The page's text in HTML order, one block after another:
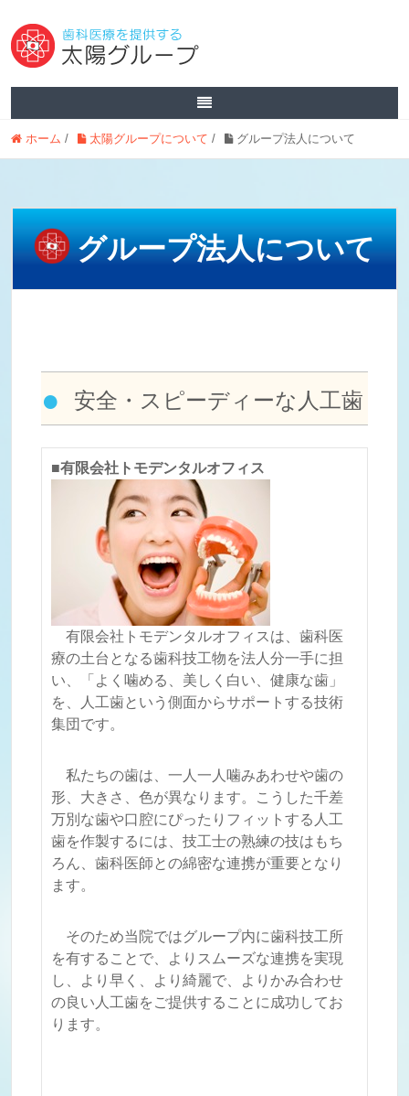
ホーム / 太陽グループについて / グループ法人について
グループ法人について
安全・スピーディーな人工歯
■有限会社トモデンタルオフィス
有限会社トモデンタルオフィスは、歯科医
療の土台となる歯科技工物を法人分一手に担
い、「よく噛める、美しく白い、健康な歯」
を、人工歯という側面からサポートする技術
集団です。
私たちの歯は、一人一人噛みあわせや歯の
形、大きさ、色が異なります。こうした千差
万別な歯や口腔にぴったりフィットする人工
歯を作製するには、技工士の熟練の技はもち
ろん、歯科医師との綿密な連携が重要となり
ます。
そのため当院ではグループ内に歯科技工所
を有することで、よりスムーズな連携を実現
し、より早く、より綺麗で、よりかみ合わせ
の良い人工歯をご提供することに成功してお
ります。